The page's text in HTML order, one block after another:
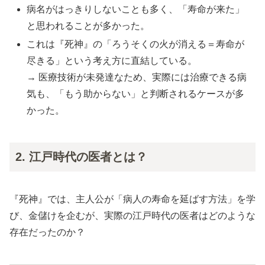
病名がはっきりしないことも多く、「寿命が来た」
と思われることが多かった。
これは『死神』の「ろうそくの火が消える＝寿命が
尽きる」という考え方に直結している。
→ 医療技術が未発達なため、実際には治療できる病
気も、「もう助からない」と判断されるケースが多
かった。
2. 江戸時代の医者とは？
『死神』では、主人公が「病人の寿命を延ばす方法」を学
び、金儲けを企むが、実際の江戸時代の医者はどのような
存在だったのか？